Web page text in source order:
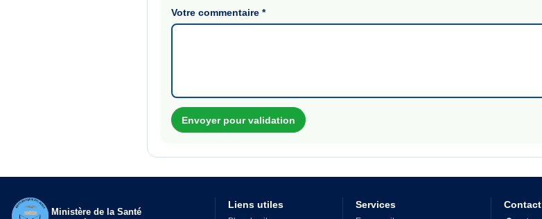
Votre commentaire*
Envoyer pour validation
Ministère de la Santé
Liens utiles Services Contact